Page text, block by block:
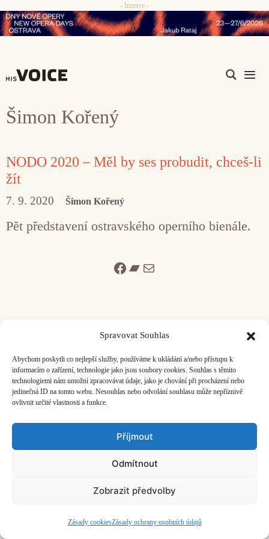
Spravovat Souhlas
Abychom poskytli co nejlepší služby, používáme k ukládání a/nebo přístupu k
informacím o zařízení, technologie jako jsou soubory cookies. Souhlas s těmito
technologiemi nám umožní zpracovávat údaje, jako je chování při procházení nebo
jedinečná ID na tomto webu. Nesouhlas nebo odvolání souhlasu může nepříznivě
ovlivnit určité vlastnosti a funkce.
Příjmout
Odmítnout
Zobrazit předvolby
Zásady cookiesZásady ochrany osobních údajů
Přeskočit
na
- Inzerce -
Šimon Kořený
NODO 2020 – Měl by ses probudit, chceš-li
žít
7. 9. 2020 Šimon Kořený
Pět představení ostravského operního bienále.
Facebook
Bandcamp
Mail
založeno 2001 | Kontaktujte nás:info@hisvoice.cz
©2026 HISvoice – design a admin Atelier Dokument